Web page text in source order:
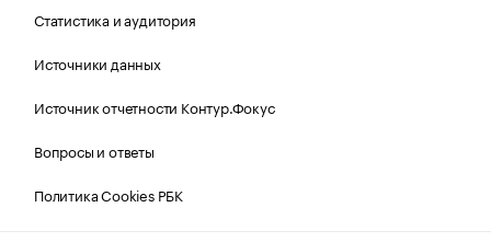
Статистика и аудитория
Источники данных
Источник отчетности Контур.Фокус
Вопросы и ответы
Политика Cookies РБК